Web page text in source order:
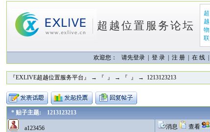
超越位置服务论坛
超
越
物
联
欢迎您： 请先登录 | 登 录 注 册 在 线
『EXLIVE超越位置服务平台』 → 『 』 → 『 』 → 1213123213
* 贴子主题: 1213123213
a123456 消息 查看